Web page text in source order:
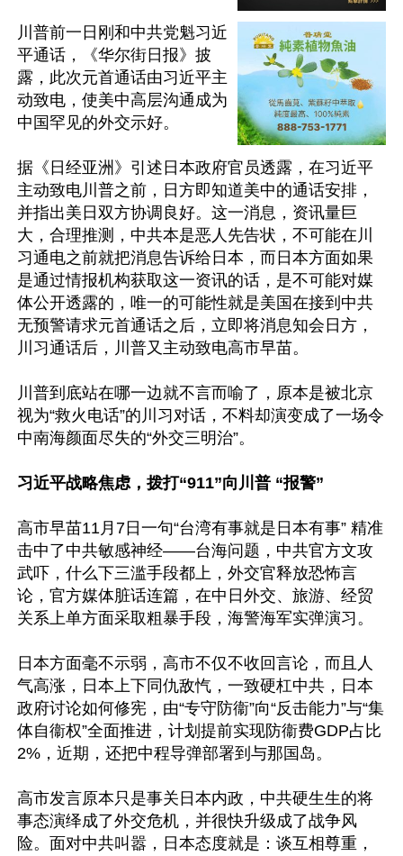
川普前一日刚和中共党魁习近
平通话，《华尔街日报》披
露，此次元首通话由习近平主
动致电，使美中高层沟通成为
中国罕见的外交示好。
据《日经亚洲》引述日本政府官员透露，在习近平
主动致电川普之前，日方即知道美中的通话安排，
并指出美日双方协调良好。这一消息，资讯量巨
大，合理推测，中共本是恶人先告状，不可能在川
习通电之前就把消息告诉给日本，而日本方面如果
是通过情报机构获取这一资讯的话，是不可能对媒
体公开透露的，唯一的可能性就是美国在接到中共
无预警请求元首通话之后，立即将消息知会日方，
川习通话后，川普又主动致电高市早苗。
川普到底站在哪一边就不言而喻了，原本是被北京
视为“救火电话”的川习对话，不料却演变成了一场令
中南海颜面尽失的“外交三明治”。
习近平战略焦虑，拨打“911”向川普 “报警”
高市早苗11月7日一句“台湾有事就是日本有事” 精准
击中了中共敏感神经——台海问题，中共官方文攻
武吓，什么下三滥手段都上，外交官释放恐怖言
论，官方媒体脏话连篇，在中日外交、旅游、经贸
关系上单方面采取粗暴手段，海警海军实弹演习。
日本方面毫不示弱，高市不仅不收回言论，而且人
气高涨，日本上下同仇敌忾，一致硬杠中共，日本
政府讨论如何修宪，由“专守防衞”向“反击能力”与“集
体自衞权”全面推进，计划提前实现防衞费GDP占比
2%，近期，还把中程导弹部署到与那国岛。
高市发言原本只是事关日本内政，中共硬生生的将
事态演绎成了外交危机，并很快升级成了战争风
险。面对中共叫嚣，日本态度就是：谈互相尊重，